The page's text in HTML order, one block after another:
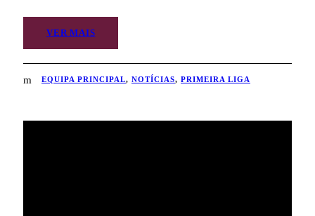
VER MAIS
EQUIPA PRINCIPAL, NOTÍCIAS, PRIMEIRA LIGA